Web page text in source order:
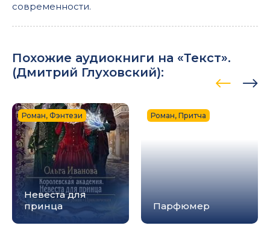
современности.
Похожие аудиокниги на «Текст».
(Дмитрий Глуховский):
Невеста для
принца
Роман, Фэнтези
Парфюмер
Роман, Притча